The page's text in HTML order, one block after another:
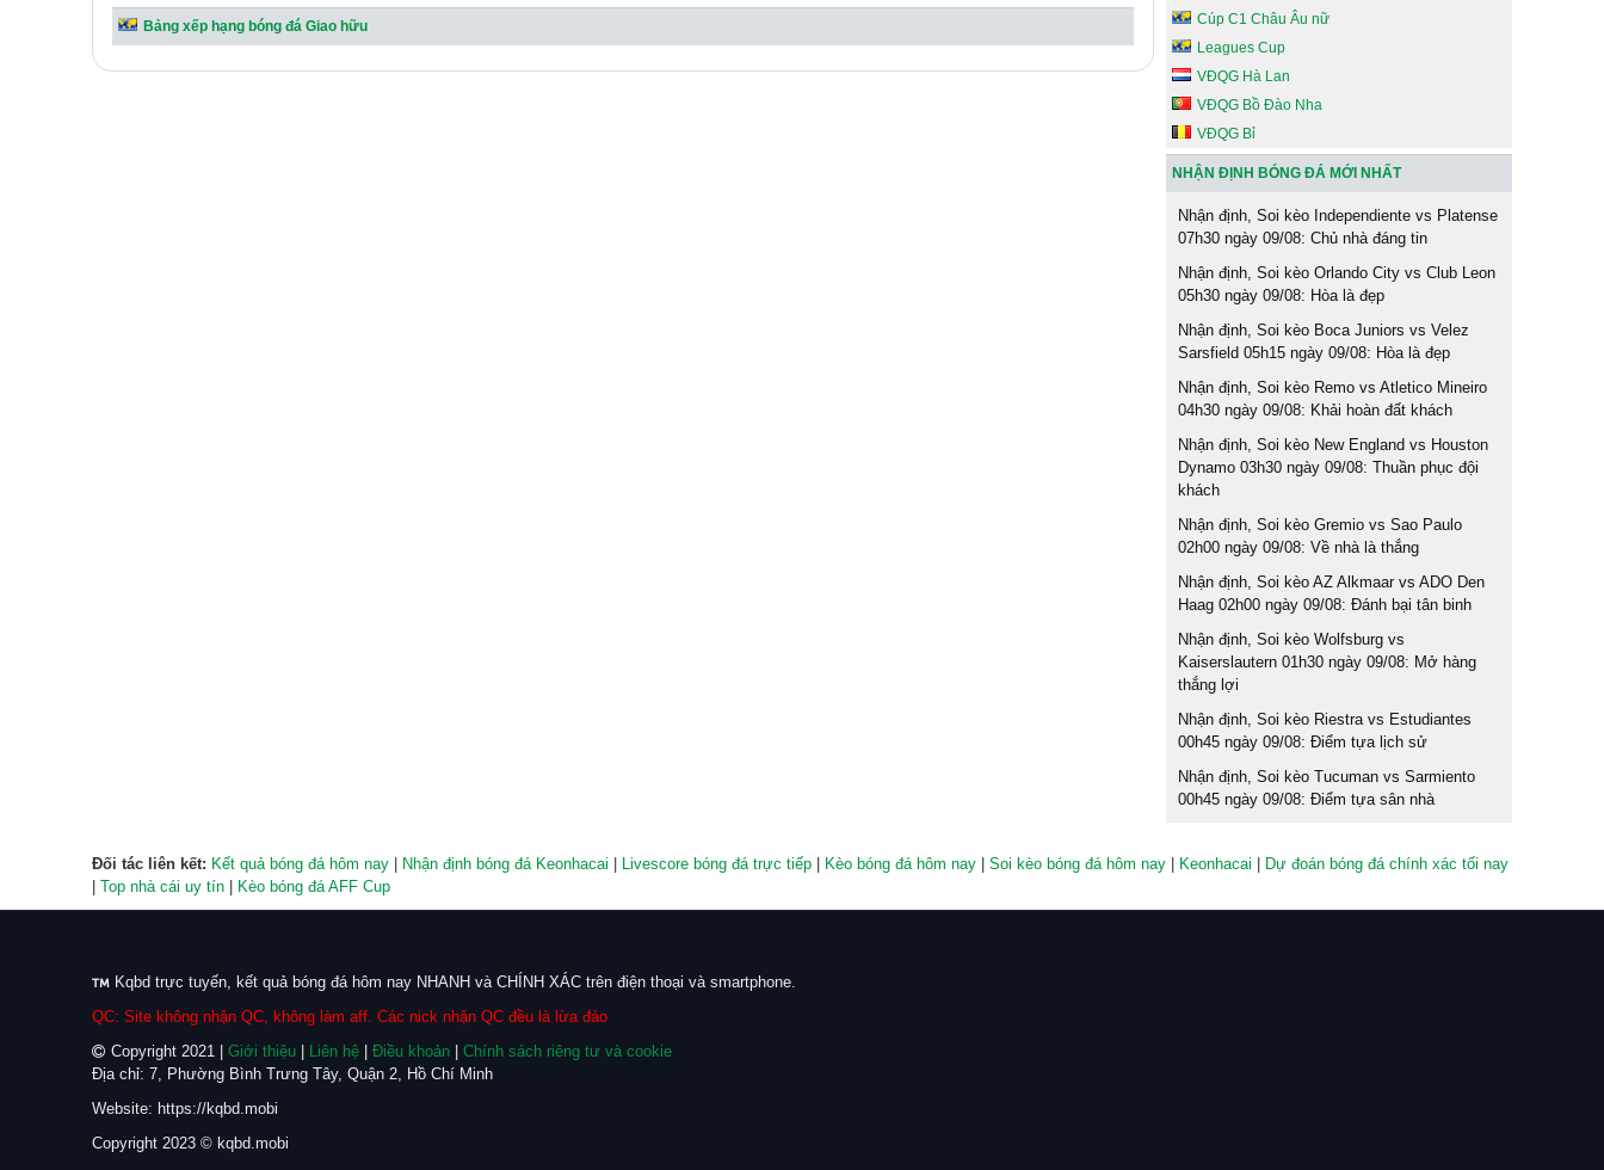
Bảng xếp hạng bóng đá Giao hữu
Cúp C1 Châu Âu nữ
Leagues Cup
VĐQG Hà Lan
VĐQG Bồ Đào Nha
VĐQG Bỉ
NHẬN ĐỊNH BÓNG ĐÁ MỚI NHẤT
Nhận định, Soi kèo Independiente vs Platense
07h30 ngày 09/08: Chủ nhà đáng tin
Nhận định, Soi kèo Orlando City vs Club Leon
05h30 ngày 09/08: Hòa là đẹp
Nhận định, Soi kèo Boca Juniors vs Velez
Sarsfield 05h15 ngày 09/08: Hòa là đẹp
Nhận định, Soi kèo Remo vs Atletico Mineiro
04h30 ngày 09/08: Khải hoàn đất khách
Nhận định, Soi kèo New England vs Houston
Dynamo 03h30 ngày 09/08: Thuần phục đội
khách
Nhận định, Soi kèo Gremio vs Sao Paulo
02h00 ngày 09/08: Về nhà là thắng
Nhận định, Soi kèo AZ Alkmaar vs ADO Den
Haag 02h00 ngày 09/08: Đánh bại tân binh
Nhận định, Soi kèo Wolfsburg vs
Kaiserslautern 01h30 ngày 09/08: Mở hàng
thắng lợi
Nhận định, Soi kèo Riestra vs Estudiantes
00h45 ngày 09/08: Điểm tựa lịch sử
Nhận định, Soi kèo Tucuman vs Sarmiento
00h45 ngày 09/08: Điểm tựa sân nhà
Đối tác liên kết: Kết quả bóng đá hôm nay Nhận định bóng đá Keonhacai Livescore bóng đá trực tiếp Kèo bóng đá hôm nay Soi kèo bóng đá hôm nay Keonhacai
Dự đoán bóng đá chính xác tối nay
Top nhà cái uy tín Kèo bóng đá AFF Cup
Kqbd trực tuyến, kết quả bóng đá hôm nay NHANH và CHÍNH XÁC trên điện thoại và smartphone.
QC: Site không nhận QC, không làm aff. Các nick nhận QC đều là lừa đảo
Copyright 2021 | Giới thiệu Liên hệ Điều khoản
Chính sách riêng tư và cookie
Địa chỉ: 7, Phường Bình Trưng Tây, Quận 2, Hồ Chí Minh
Website: https://kqbd.mobi
Copyright 2023 © kqbd.mobi